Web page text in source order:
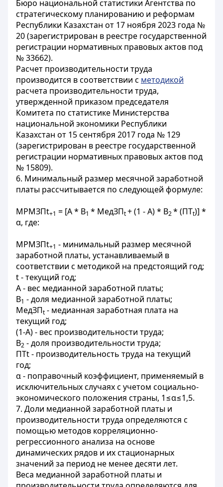
Бюро национальной статистики Агентства по
стратегическому планированию и реформам
Республики Казахстан от 17 ноября 2023 года №
20 (зарегистрирован в реестре государственной
регистрации нормативных правовых актов под
№ 33662).
Расчет производительности труда
производится в соответствии с методикой
расчета производительности труда,
утвержденной приказом председателя
Комитета по статистике Министерства
национальной экономики Республики
Казахстан от 15 сентября 2017 года № 129
(зарегистрирован в реестре государственной
регистрации нормативных правовых актов под
№ 15809).
6. Минимальный размер месячной заработной
платы рассчитывается по следующей формуле:
МРМЗПt+1 = [A * B1 * МедЗПt+ (1 - A) * B2* (ПТt)] *
α, где:
МРМЗПt+1 - минимальный размер месячной
заработной платы, устанавливаемый в
соответствии с методикой на предстоящий год;
t - текущий год;
A - вес медианной заработной платы;
B1 - доля медианной заработной платы;
МедЗПt - медианная заработная плата на
текущий год;
(1-A) - вес производительности труда;
B2 - доля производительности труда;
ПТt - производительность труда на текущий
год;
α - поправочный коэффициент, применяемый в
исключительных случаях с учетом социально-
экономического положения страны, 1≤α≤1,5.
7. Доли медианной заработной платы и
производительности труда определяются с
помощью методов корреляционно-
регрессионного анализа на основе
динамических рядов и их стационарных
значений за период не менее десяти лет.
Веса медианной заработной платы и